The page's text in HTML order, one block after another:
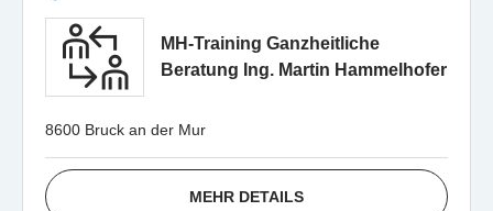
MH-Training Ganzheitliche
Beratung Ing. Martin Hammelhofer
8600 Bruck an der Mur
MEHR DETAILS